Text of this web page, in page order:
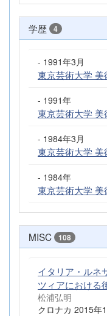
学歴 4
- 1991年3月
東京芸術大学
- 1991年
東京芸術大学
- 1984年3月
東京芸術大学
- 1984年
東京芸術大学
MISC 108
イタリア・ルネ
ツィアにおける
松浦弘明
クロナカ 2015年